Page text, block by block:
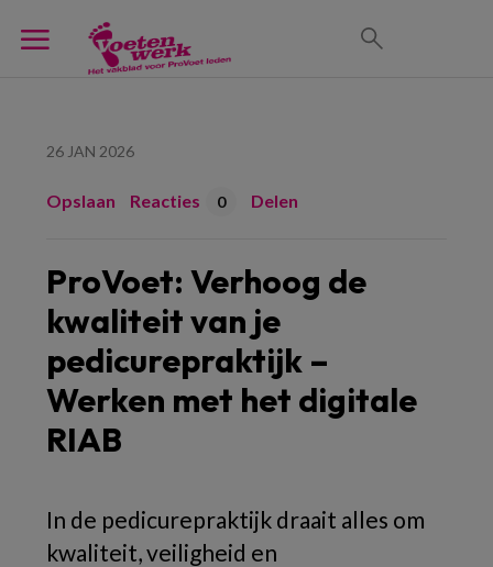
26 JAN 2026
Opslaan Reacties 0 Delen
ProVoet: Verhoog de
kwaliteit van je
pedicurepraktijk –
Werken met het digitale
RIAB
In de pedicurepraktijk draait alles om
kwaliteit, veiligheid en